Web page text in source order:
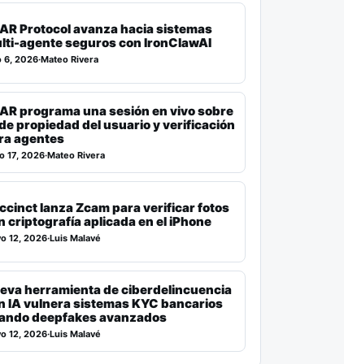
Protocol avanza hacia sistemas
agente seguros con IronClawAI
6, 2026·Mateo Rivera
programa una sesión en vivo sobre
propiedad del usuario y verificación
agentes
17, 2026·Mateo Rivera
lanza Zcam para verificar fotos
criptografía aplicada en el iPhone
12, 2026·Luis Malavé
herramienta de ciberdelincuencia
IA vulnera sistemas KYC bancarios
deepfakes avanzados
12, 2026·Luis Malavé